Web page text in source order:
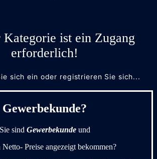
Kategorie ist ein Zugang
erforderlich!
sich ein oder registrieren Sie sich...
Gewerbekunde?
Sie sind Gewerbekundeund
Netto- Preise angezeigt bekommen?